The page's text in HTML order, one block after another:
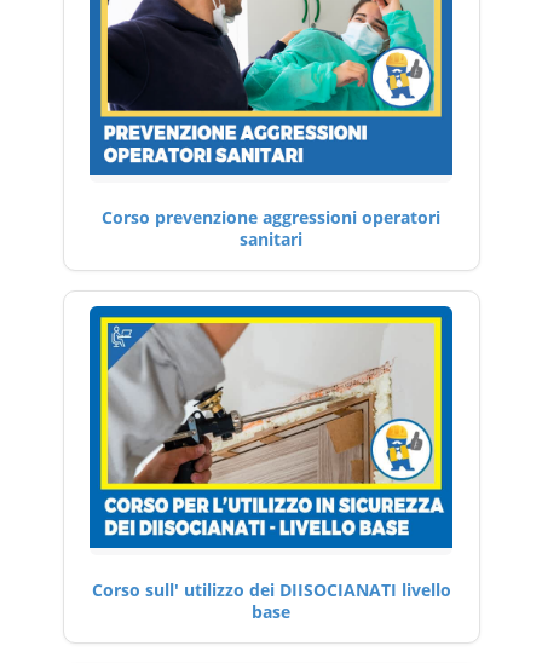
Corso prevenzione aggressioni operatori
sanitari
Corso sull' utilizzo dei DIISOCIANATI livello
base